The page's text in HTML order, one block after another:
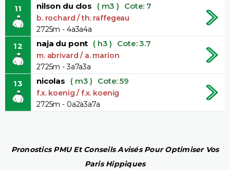
11 nilson du clos ( m3 ) Cote: 7
b. rochard / th. raffegeau
2725m - 4a3a4a
12 naja du pont ( h3 ) Cote: 3.7
m. abrivard / a. marion
2725m - 3a7a3a
13 nicolas ( m3 ) Cote: 59
f.x. koenig / f.x. koenig
2725m - 0a2a3a7a
Pronostics PMU Et Conseils Avisés Pour Optimiser Vos
Paris Hippiques